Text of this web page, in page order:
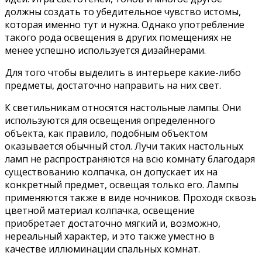
должны создать то убедительное чувство истомы,
которая именно тут и нужна. Однако употребление
такого рода освещения в других помещениях не
менее успешно используется дизайнерами.
Для того чтобы выделить в интерьере какие-либо
предметы, достаточно направить на них свет.
К светильникам относятся настольные лампы. Они
используются для освещения определенного
объекта, как правило, подобным объектом
оказывается обычный стол. Лучи таких настольных
ламп не распространяются на всю комнату благодаря
существованию колпачка, он допускает их на
конкретный предмет, освещая только его. Лампы
применяются также в виде ночников. Проходя сквозь
цветной материал колпачка, освещение
приобретает достаточно мягкий и, возможно,
нереальный характер, и это также уместно в
качестве иллюминации спальных комнат.